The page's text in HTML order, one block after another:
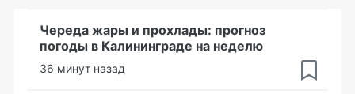
Череда жары и прохлады: прогноз
погоды в Калининграде на неделю
36 минут назад